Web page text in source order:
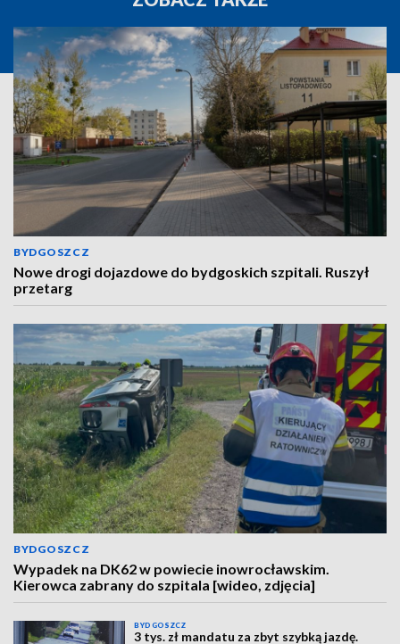
BYDGOSZCZ
Nowe drogi dojazdowe do bydgoskich szpitali. Ruszył
przetarg
BYDGOSZCZ
Wypadek na DK62 w powiecie inowrocławskim.
Kierowca zabrany do szpitala [wideo, zdjęcia]
BYDGOSZCZ
3 tys. zł mandatu za zbyt szybką jazdę.